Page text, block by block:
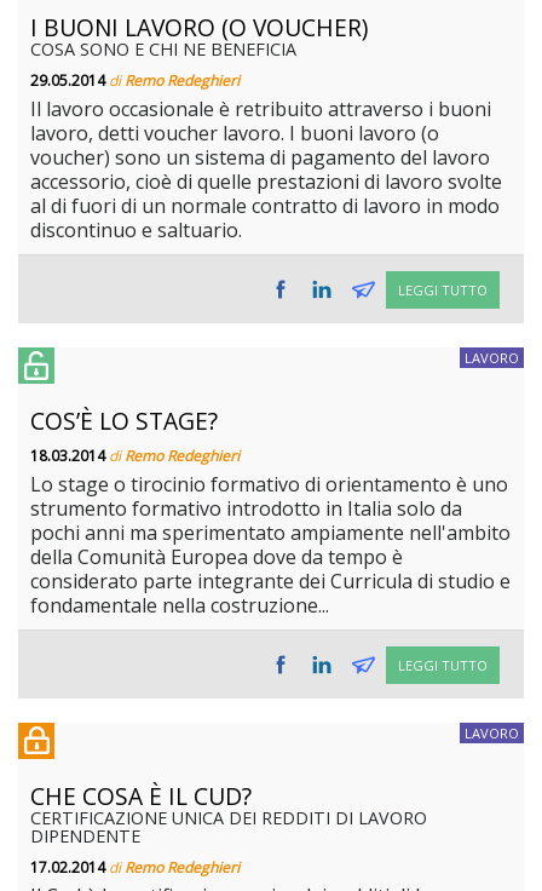
I BUONI LAVORO (O VOUCHER)
COSA SONO E CHI NE BENEFICIA
29.05.2014diRemo Redeghieri
Il lavoro occasionale è retribuito attraverso i buoni
lavoro, detti voucher lavoro. I buoni lavoro (o
voucher) sono un sistema di pagamento del lavoro
accessorio, cioè di quelle prestazioni di lavoro svolte
al di fuori di un normale contratto di lavoro in modo
discontinuo e saltuario.
LEGGI TUTTO
LAVORO
COS’È LO STAGE?
18.03.2014diRemo Redeghieri
Lo stage o tirocinio formativo di orientamento è uno
strumento formativo introdotto in Italia solo da
pochi anni ma sperimentato ampiamente nell'ambito
della Comunità Europea dove da tempo è
considerato parte integrante dei Curricula di studio e
fondamentale nella costruzione...
LEGGI TUTTO
LAVORO
CHE COSA È IL CUD?
CERTIFICAZIONE UNICA DEI REDDITI DI LAVORO
DIPENDENTE
17.02.2014diRemo Redeghieri